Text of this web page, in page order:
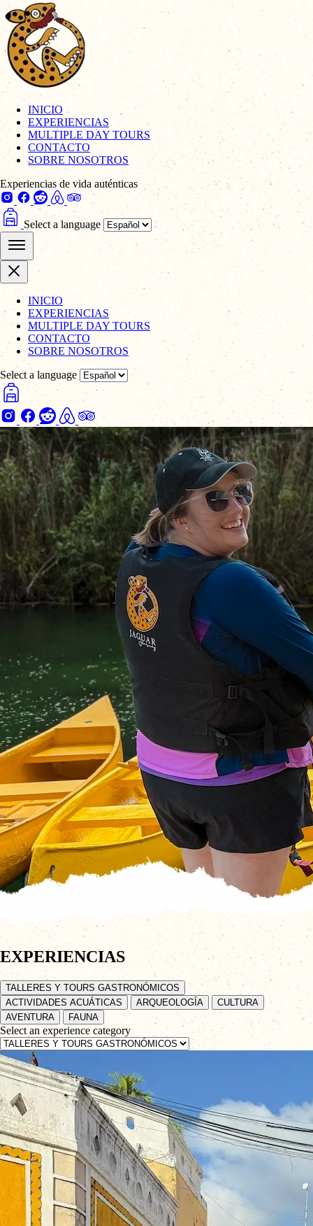
INICIO
EXPERIENCIAS
MULTIPLE DAY TOURS
CONTACTO
SOBRE NOSOTROS
Experiencias de vida auténticas
Select a language
INICIO
EXPERIENCIAS
MULTIPLE DAY TOURS
CONTACTO
SOBRE NOSOTROS
Select a language
EXPERIENCIAS
TALLERES Y TOURS GASTRONÓMICOS
ACTIVIDADES ACUÁTICAS
ARQUEOLOGÍA
CULTURA
AVENTURA
FAUNA
Select an experience category